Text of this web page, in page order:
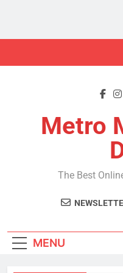
Metro
The Best
MENU